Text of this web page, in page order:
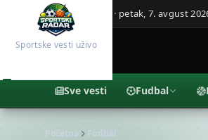
Sportske vesti uživo
Beograd, Srbija · petak, 7. avgust
Sve vesti Fudbal
Početna Fudbal